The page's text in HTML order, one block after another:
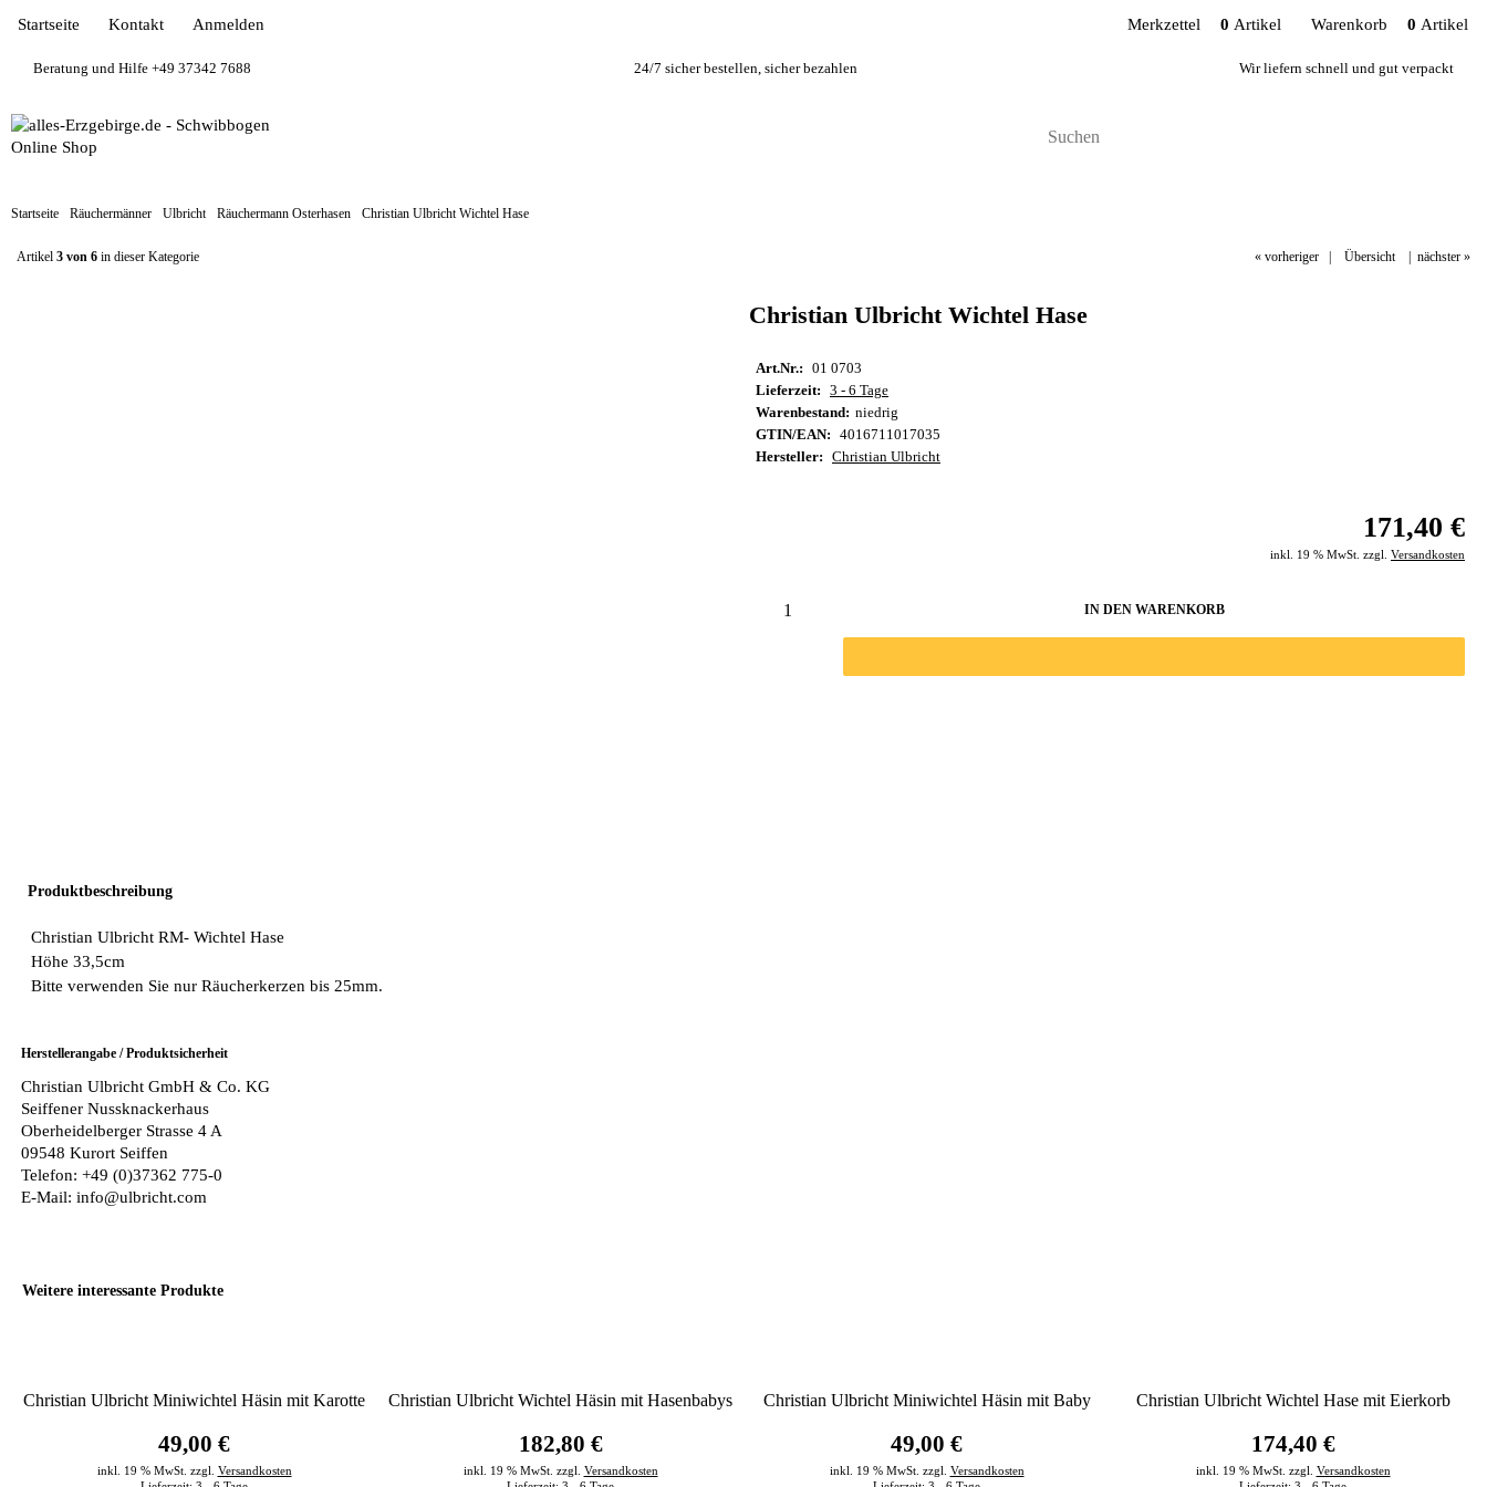
Beratung und Hilfe +49 37342 7688 24/7 sicher bestellen, sicher bezahlen Wir liefern schnell und gut verpackt
Startseite Kontakt Anmelden Warenkorb 0 Artikel
Merkzettel 0 Artikel
Startseite Räuchermänner Ulbricht Räuchermann Osterhasen Christian Ulbricht Wichtel Hase
Artikel 3 von 6 in dieser Kategorie « vorheriger Übersicht| nächster »
Christian Ulbricht Wichtel Hase
Art.Nr.:
01 0703
Lieferzeit:
3 - 6 Tage
Warenbestand: niedrig
GTIN/EAN:
4016711017035
Hersteller:
Christian Ulbricht
171,40 €
inkl. 19 % MwSt. zzgl. Versandkosten
IN DEN WARENKORB
Produktbeschreibung
Christian Ulbricht RM- Wichtel Hase
Höhe 33,5cm
Bitte verwenden Sie nur Räucherkerzen bis 25mm.
Herstellerangabe / Produktsicherheit
Christian Ulbricht GmbH & Co. KG
Seiffener Nussknackerhaus
Oberheidelberger Strasse 4 A
09548 Kurort Seiffen
Telefon: +49 (0)37362 775-0
E-Mail: info@ulbricht.com
Weitere interessante Produkte
Christian Ulbricht Miniwichtel Häsin mit Karotte
49,00 €
inkl. 19 % MwSt. zzgl. Versandkosten
Christian Ulbricht Wichtel Häsin mit Hasenbabys
182,80 €
inkl. 19 % MwSt. zzgl. Versandkosten
Christian Ulbricht Miniwichtel Häsin mit Baby
49,00 €
inkl. 19 % MwSt. zzgl. Versandkosten
Christian Ulbricht Wichtel Hase mit Eierkorb
174,40 €
inkl. 19 % MwSt. zzgl. Versandkosten